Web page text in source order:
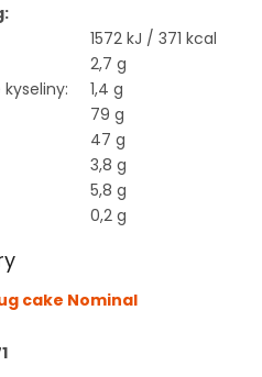
1572 kJ / 371 kcal
2,7 g
1,4 g
79 g
47 g
3,8 g
5,8 g
0,2 g
cake Nominal